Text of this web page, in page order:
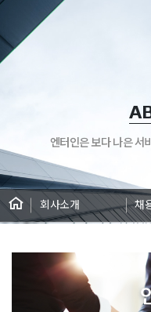
엔터인은 보다 나은 서
회사소개 채